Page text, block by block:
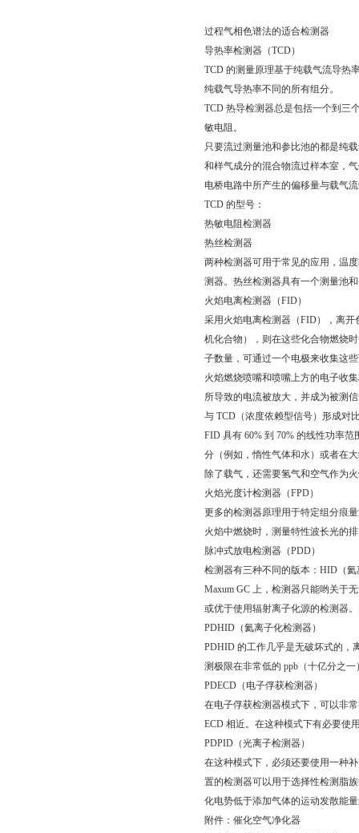
过程气相色谱法的适合检测器
导热率检测器（TCD）
TCD 的测量原理基于纯载气流导热
纯载气导热率不同的所有组分。
TCD 热导检测器总是包括一个到三
敏电阻。
只要流过测量池和参比池的都是纯
和样气成分的混合物流过样本室，
电桥电路中所产生的偏移量与载气
TCD 的型号：
热敏电阻检测器
热丝检测器
两种检测器可用于常见的应用，温
测器。热丝检测器具有一个测量池
火焰电离检测器（FID）
采用火焰电离检测器（FID），离
机化合物），则在这些化合物燃烧
子数量，可通过一个电极来收集这
火焰燃烧喷嘴和喷嘴上方的电子收
所导致的电流被放大，并成为被测
与 TCD（浓度依赖型信号）形成对
FID 具有 60% 到 70% 的线性功率
分（例如，惰性气体和水）或者在
除了载气，还需要氢气和空气作为
火焰光度计检测器（FPD）
更多的检测器原理用于特定组分痕
火焰中燃烧时，测量特性波长光的
脉冲式放电检测器（PDD）
检测器有三种不同的版本：HID（
Maxum GC 上，检测器只能哟关于
或优于使用辐射离子化源的检测器
PDHID（氦离子化检测器）
PDHID 的工作几乎是无破坏式的，
测极限在非常低的 ppb（十亿分之
PDECD（电子俘获检测器）
在电子俘获检测器模式下，可以非
ECD 相近。在这种模式下有必要使
PDPID（光离子检测器）
在这种模式下，必须还要使用一种
置的检测器可以用于选择性检测脂
化电势低于添加气体的运动发散能
附件：催化空气净化器